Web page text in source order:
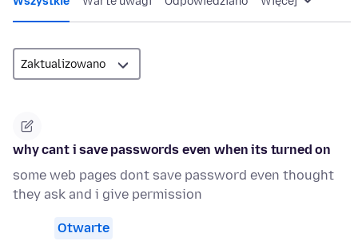
why cant i save passwords even when its turned on
some web pages dont save password even thought
they ask and i give permission
Otwarte